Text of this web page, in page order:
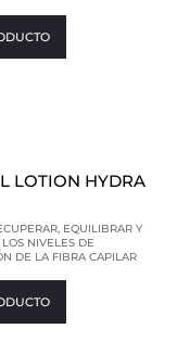
LOTION HYDRA
EQUILIBRAR Y
NIVELES DE
DE LA FIBRA CAPILAR